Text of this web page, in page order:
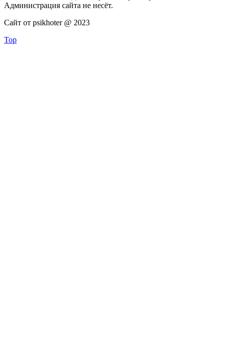
Администрация сайта не несёт.
Сайт от psikhoter @ 2023
Top